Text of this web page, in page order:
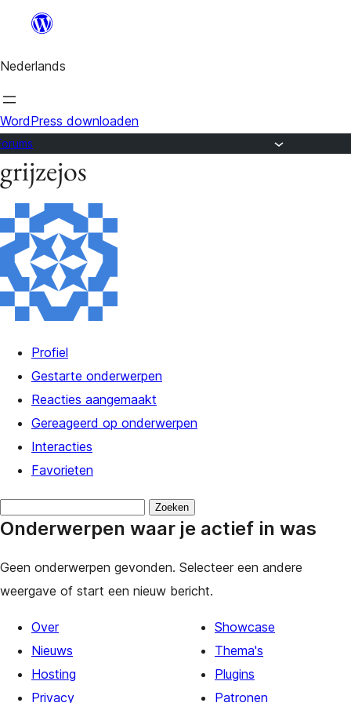
de
inhoud
Nederlands
WordPress downloaden
Ga
naar
inhoud
grijzejos
Profiel
Gestarte onderwerpen
Reacties aangemaakt
Gereageerd op onderwerpen
Interacties
Favorieten
zoeken:
Onderwerpen waar je actief in was
Geen onderwerpen gevonden. Selecteer een andere
weergave of start een nieuw bericht.
Over
Nieuws
Hosting
Privacy
Showcase
Thema's
Plugins
Patronen